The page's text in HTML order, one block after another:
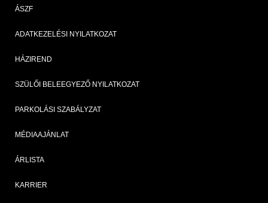
ÁSZF
ADATKEZELÉSI NYILATKOZAT
HÁZIREND
SZÜLŐI BELEEGYEZŐ NYILATKOZAT
PARKOLÁSI SZABÁLYZAT
MÉDIAAJÁNLAT
ÁRLISTA
KARRIER